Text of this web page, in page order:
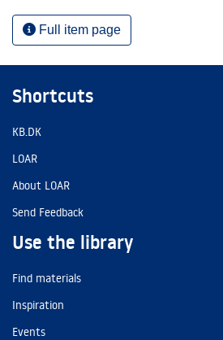
Full item page
Shortcuts
KB.DK
LOAR
About LOAR
Send Feedback
Use the library
Find materials
Inspiration
Events